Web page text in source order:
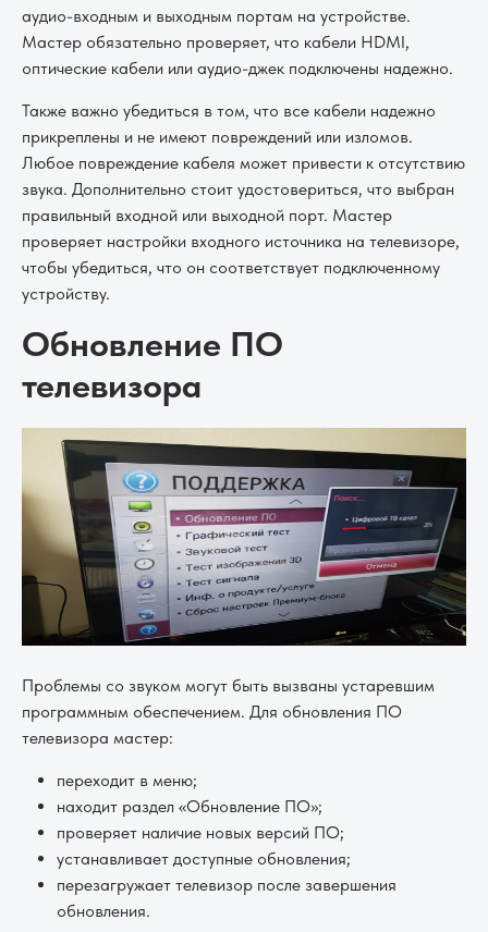
аудио-входным и выходным портам на устройстве.
Мастер обязательно проверяет, что кабели HDMI,
оптические кабели или аудио-джек подключены надежно.
Также важно убедиться в том, что все кабели надежно
прикреплены и не имеют повреждений или изломов.
Любое повреждение кабеля может привести к отсутствию
звука. Дополнительно стоит удостовериться, что выбран
правильный входной или выходной порт. Мастер
проверяет настройки входного источника на телевизоре,
чтобы убедиться, что он соответствует подключенному
устройству.
Обновление ПО
телевизора
Проблемы со звуком могут быть вызваны устаревшим
программным обеспечением. Для обновления ПО
телевизора мастер:
переходит в меню;
находит раздел «Обновление ПО»;
проверяет наличие новых версий ПО;
устанавливает доступные обновления;
перезагружает телевизор после завершения
обновления.